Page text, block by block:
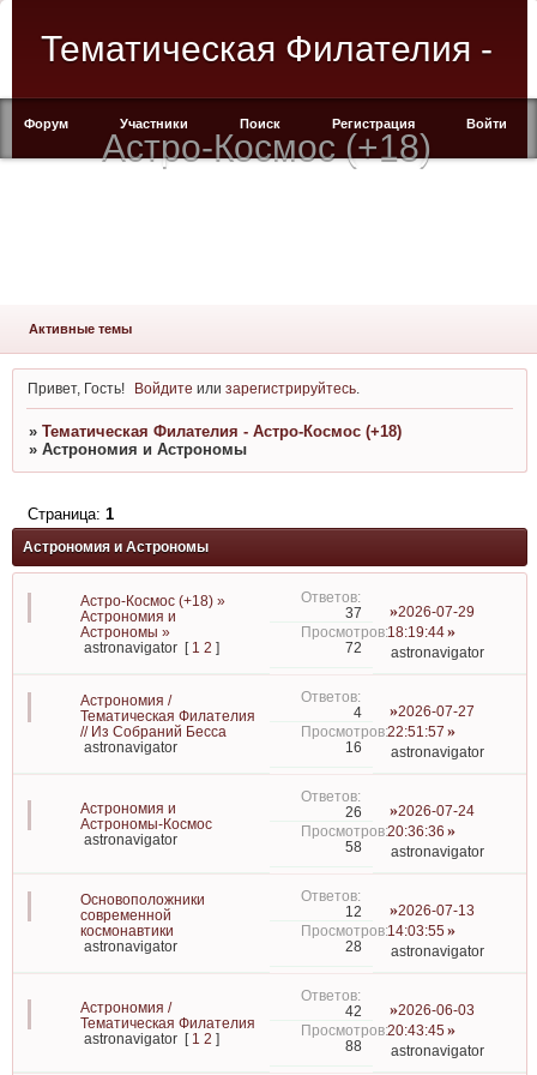
Тематическая Филателия -
Астро-Космос (+18)
Форум Участники Поиск Регистрация Войти
Активные темы
Привет, Гость! Войдите илизарегистрируйтесь
» Тематическая Филателия - Астро-Космос (+18)
» Астрономия и Астрономы
Астрономия и Астрономы
Страница: 1
Астро-Космос (+18) »
Астрономия и
Астрономы »
astronavigator
[ 1 2 ]
37
72
2026-07-29
18:19:44
astronavigator
Астрономия /
Тематическая Филателия
// Из Собраний Бесса
astronavigator
4
16
2026-07-27
22:51:57
astronavigator
Астрономия и
Астрономы-Космос
astronavigator
26
58
2026-07-24
20:36:36
astronavigator
Основоположники
современной
космонавтики
astronavigator
12
28
2026-07-13
14:03:55
astronavigator
Астрономия /
Тематическая Филателия
astronavigator
[ 1 2 ]
42
88
2026-06-03
20:43:45
astronavigator